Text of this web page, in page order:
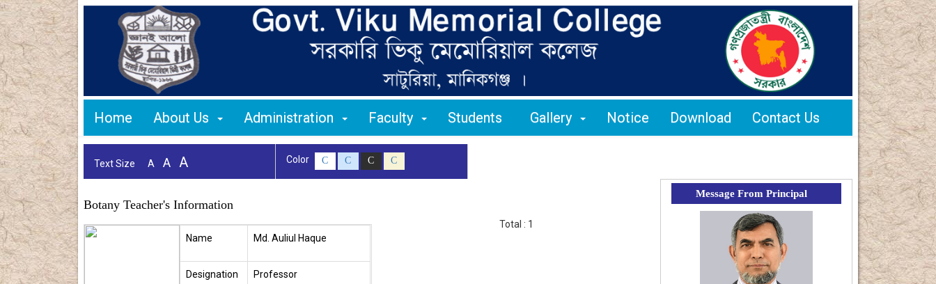
Home About Us Administration Faculty Students Gallery Notice Download Contact Us
Text Size A A A Color C C C C
Botany Teacher's Information
Name Md. Auliul Haque
Designation Professor
Total : 1
Message From Principal